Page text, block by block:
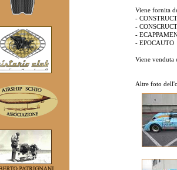
Viene fornita
-
-
-
-
Viene venduta
Altre foto